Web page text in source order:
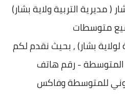
( مديرية التربية ولاية بشار)
متوسطات
لولاية بشار) , بحيث نقدم لكم
سطة - رقم هاتف
للمتوسطة وفاكس